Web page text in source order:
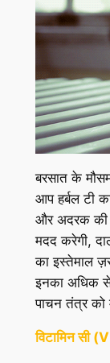
बरसात के
आप हर्बल टी
और अदरक की
मदद करेगी,
का इस्तेमाल
इनका अधिक
पाचन तंत्र
विटामिन सी